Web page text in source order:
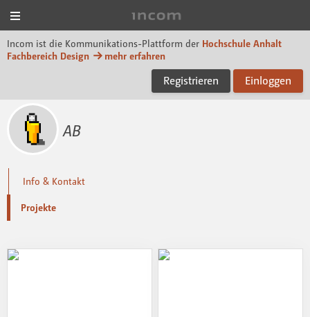
Incom ist die Kommunikations-Plattform der Hochschule Anhalt
Fachbereich Design
mehr erfahren
Registrieren Einloggen
AB
Info & Kontakt
Projekte